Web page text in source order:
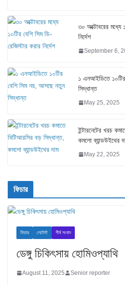
৩০ অক্টোবরের মধ্যে
নির্দেশ
September 6,
১ এনআইডিতে
সিদ্ধান্ত
May 25, 2025
ইন্টারনেটের খরচ
কমলো ব্যান্ডউইথের
May 22, 2025
ফিচার
ফিচার লেটেস্ট শীর্ষ সংবাদ
ডেঙ্গু চিকিৎসায় হোমিওপ্যাথি
August 11, 2025 Senior reporter